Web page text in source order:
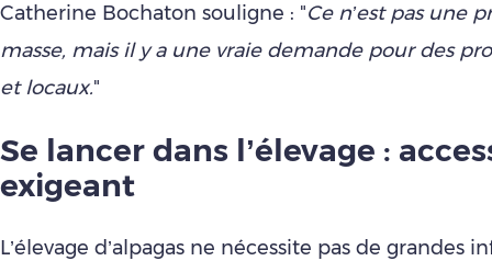
Catherine Bochaton souligne : "Ce n’est pas une
masse, mais il y a une vraie demande pour des
et locaux."
Se lancer dans l’élevage :
exigeant
L’élevage d’alpagas ne nécessite pas de grandes